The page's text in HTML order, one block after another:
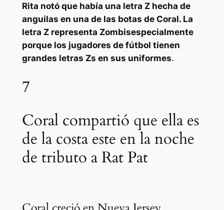
Rita notó que había una letra Z hecha de
anguilas en una de las botas de Coral. La
letra Z representa Zombisespecialmente
porque los jugadores de fútbol tienen
grandes letras Zs en sus uniformes.
7
Coral compartió que ella es
de la costa este en la noche
de tributo a Rat Pat